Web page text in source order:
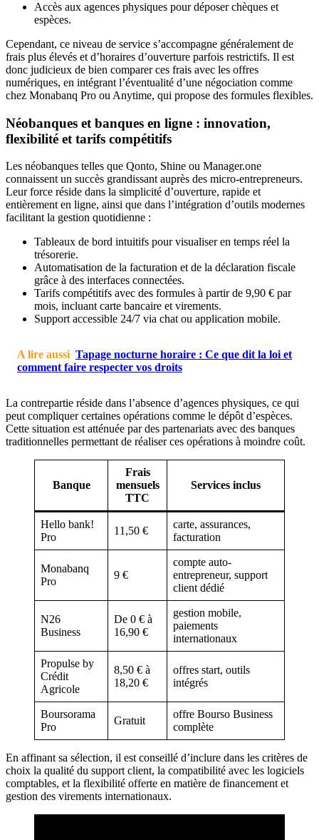
Accès aux agences physiques pour déposer chèques et
espèces.
Cependant, ce niveau de service s’accompagne généralement de
frais plus élevés et d’horaires d’ouverture parfois restrictifs. Il est
donc judicieux de bien comparer ces frais avec les offres
numériques, en intégrant l’éventualité d’une négociation comme
chez Monabanq Pro ou Anytime, qui propose des formules flexibles.
Néobanques et banques en ligne : innovation,
flexibilité et tarifs compétitifs
Les néobanques telles que Qonto, Shine ou Manager.one
connaissent un succès grandissant auprès des micro-entrepreneurs.
Leur force réside dans la simplicité d’ouverture, rapide et
entièrement en ligne, ainsi que dans l’intégration d’outils modernes
facilitant la gestion quotidienne :
Tableaux de bord intuitifs pour visualiser en temps réel la
trésorerie.
Automatisation de la facturation et de la déclaration fiscale
grâce à des interfaces connectées.
Tarifs compétitifs avec des formules à partir de 9,90 € par
mois, incluant carte bancaire et virements.
Support accessible 24/7 via chat ou application mobile.
A lire aussi Tapage nocturne horaire : Ce que dit la loi et
comment faire respecter vos droits
La contrepartie réside dans l’absence d’agences physiques, ce qui
peut compliquer certaines opérations comme le dépôt d’espèces.
Cette situation est atténuée par des partenariats avec des banques
traditionnelles permettant de réaliser ces opérations à moindre coût.
Banque
Frais
mensuels
TTC
Services inclus
Hello bank!
Pro
11,50 €
carte, assurances,
facturation
Monabanq
Pro
9 €
compte auto-
entrepreneur, support
client dédié
N26
Business
De 0 € à
16,90 €
gestion mobile,
paiements
internationaux
Propulse by
Crédit
Agricole
8,50 € à
18,20 €
offres start, outils
intégrés
Boursorama
Pro
Gratuit
offre Bourso Business
complète
En affinant sa sélection, il est conseillé d’inclure dans les critères de
choix la qualité du support client, la compatibilité avec les logiciels
comptables, et la flexibilité offerte en matière de financement et
gestion des virements internationaux.